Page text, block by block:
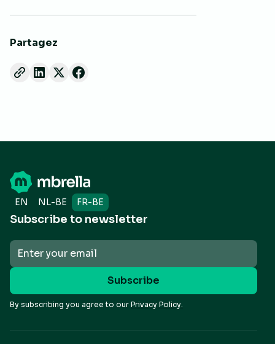
Partagez
EN NL-BE FR-BE
Subscribe to newsletter
By subscribing you agree to our Privacy Policy.